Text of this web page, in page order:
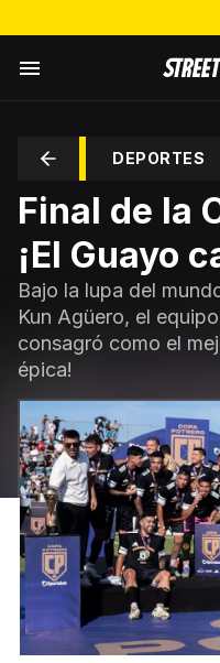
DEPORTES
Final de la
¡El Guayo
Bajo la lupa del
Kun Agüero, el
consagró como el
épica!